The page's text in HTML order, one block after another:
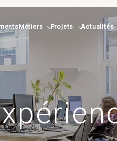
Métiers Projets Actualités